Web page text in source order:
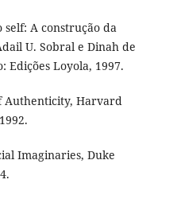
self: A construção da
U. Sobral e Dinah de
Edições Loyola, 1997.
Authenticity, Harvard
Imaginaries, Duke